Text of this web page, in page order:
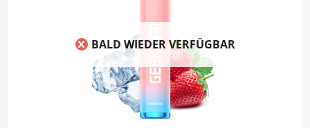
BALD WIEDER VERFÜGBAR